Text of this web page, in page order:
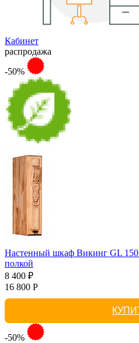
Кабинет
распродажа
-50%
Настенный шкаф Викинг GL 150
полкой
8 400 ₽
16 800 Р
-50%